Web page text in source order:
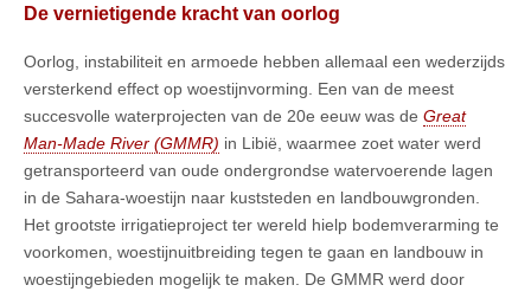
De vernietigende kracht van oorlog
Oorlog, instabiliteit en armoede hebben allemaal een wederzijds
versterkend effect op woestijnvorming. Een van de meest
succesvolle waterprojecten van de 20e eeuw was de Great
Man-Made River (GMMR) in Libië, waarmee zoet water werd
getransporteerd van oude ondergrondse watervoerende lagen
in de Sahara-woestijn naar kuststeden en landbouwgronden.
Het grootste irrigatieproject ter wereld hielp bodemverarming te
voorkomen, woestijnuitbreiding tegen te gaan en landbouw in
woestijngebieden mogelijk te maken. De GMMR werd door